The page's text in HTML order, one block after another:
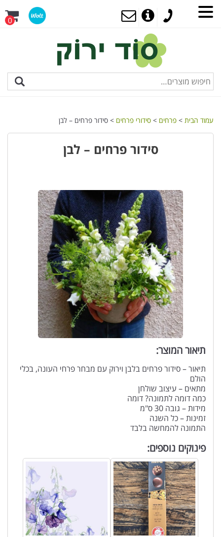
0
עמוד הבית > פרחים > סידורי פרחים > סידור פרחים – לבן
סידור פרחים – לבן
תיאור המוצר:
תיאור – סידור פרחים בלבן וירוק עם מבחר פרחי העונה, בכלי
הולם
מתאים – עיצוב שולחן
כמה דומה לתמונה? דומה
מידות – גובה 30 ס"מ
זמינות – כל השנה
התמונה להמחשה בלבד
פינוקים נוספים: